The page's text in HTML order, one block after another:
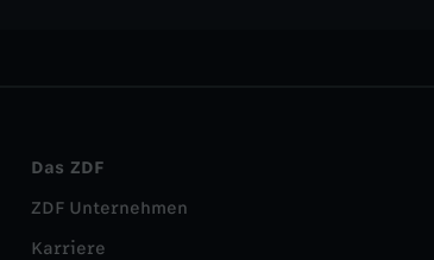
Das ZDF
ZDF Unternehmen
Karriere